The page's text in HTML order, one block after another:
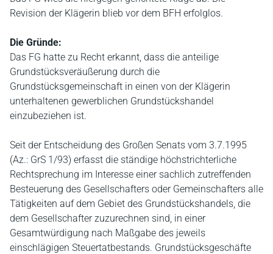
Revision der Klägerin blieb vor dem BFH erfolglos.
Die Gründe:
Das FG hatte zu Recht erkannt, dass die anteilige
Grundstücksveräußerung durch die
Grundstücksgemeinschaft in einen von der Klägerin
unterhaltenen gewerblichen Grundstückshandel
einzubeziehen ist.
Seit der Entscheidung des Großen Senats vom 3.7.1995
(Az.: GrS 1/93) erfasst die ständige höchstrichterliche
Rechtsprechung im Interesse einer sachlich zutreffenden
Besteuerung des Gesellschafters oder Gemeinschafters alle
Tätigkeiten auf dem Gebiet des Grundstückshandels, die
dem Gesellschafter zuzurechnen sind, in einer
Gesamtwürdigung nach Maßgabe des jeweils
einschlägigen Steuertatbestands. Grundstücksgeschäfte